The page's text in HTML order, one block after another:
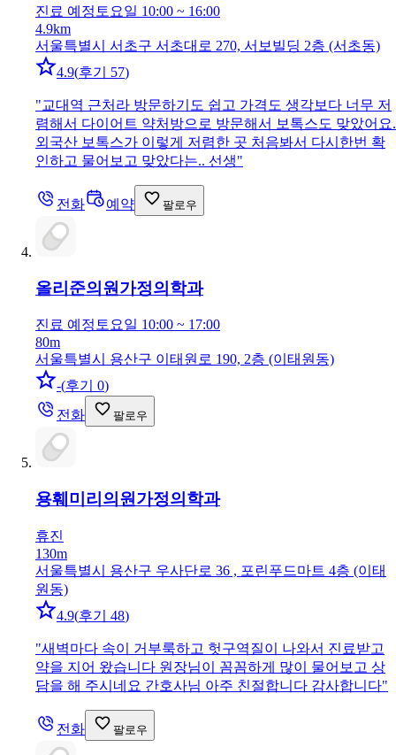
진료 예정 토요일 10:00 ~ 16:00
4.9km
서울특별시 서초구 서초대로 270, 서보빌딩 2층 (서초동)
4.9(후기 57)
"교대역 근처라 방문하기도 쉽고 가격도 생각보다 너무 저
렴해서 다이어트 약처방으로 방문해서 보톡스도 맞았어요.
외국산 보톡스가 이렇게 저렴한 곳 처음봐서 다시한번 확
인하고 물어보고 맞았다는.. 선생"
전화 예약 팔로우
올리준의원 가정의학과
진료 예정토요일 10:00 ~ 17:00
80m
서울특별시 용산구 이태원로 190, 2층 (이태원동)
-(후기 0)
전화
팔로우
용훼미리의원 가정의학과
휴진
130m
서울특별시 용산구 우사단로 36 , 포린푸드마트 4층 (이태
원동)
4.9(후기 48)
"새벽마다 속이 거부룩하고 헛구역질이 나와서 진료받고
약을 지어 왔습니다 원장님이 꼼꼼하게 많이 물어보고 상
담을 해 주시네요 간호사님 아주 친절합니다 감사합니다"
전화 팔로우